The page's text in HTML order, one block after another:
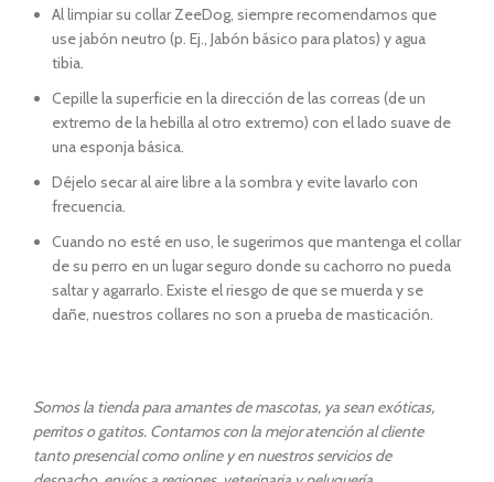
Al limpiar su collar ZeeDog, siempre recomendamos que
use jabón neutro (p. Ej., Jabón básico para platos) y agua
tibia.
Cepille la superficie en la dirección de las correas (de un
extremo de la hebilla al otro extremo) con el lado suave de
una esponja básica.
Déjelo secar al aire libre a la sombra y evite lavarlo con
frecuencia.
Cuando no esté en uso, le sugerimos que mantenga el collar
de su perro en un lugar seguro donde su cachorro no pueda
saltar y agarrarlo. Existe el riesgo de que se muerda y se
dañe, nuestros collares no son a prueba de masticación.
Somos la tienda para amantes de mascotas, ya sean exóticas,
perritos o gatitos. Contamos con la mejor atención al cliente
tanto presencial como online y en nuestros servicios de